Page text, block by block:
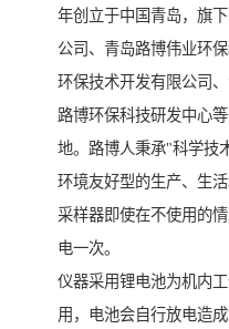
年创立于中国青岛，旗
公司、青岛路博伟业环
环保技术开发有限公司
路博环保科技研发中心
地。路博人秉承"科学技
环境友好型的生产、生活
采样器即使在不使用的
电一次。
仪器采用锂电池为机内
用，电池会自行放电造